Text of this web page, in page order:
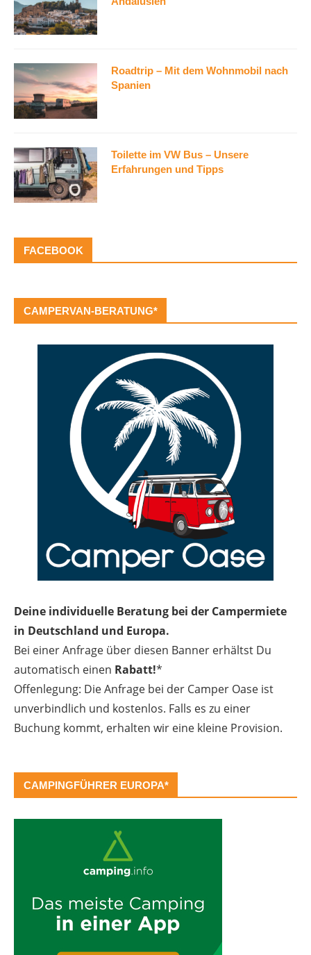
Roadtrip – Mit dem Wohnmobil nach
Spanien
Toilette im VW Bus – Unsere
Erfahrungen und Tipps
FACEBOOK
CAMPERVAN-BERATUNG*
Deine individuelle Beratung bei der Campermiete
in Deutschland und Europa.
Bei einer Anfrage über diesen Banner erhältst Du
automatisch einen Rabatt!*
Offenlegung: Die Anfrage bei der Camper Oase ist
unverbindlich und kostenlos. Falls es zu einer
Buchung kommt, erhalten wir eine kleine Provision.
CAMPINGFÜHRER EUROPA*